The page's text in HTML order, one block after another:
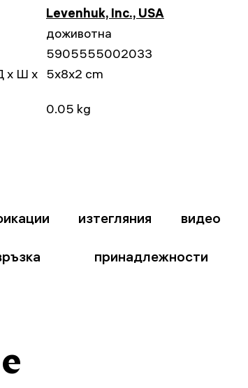
Levenhuk, Inc., USA
доживотна
5905555002033
x Ш x
5x8x2 cm
0.05 kg
изтегляния видео
принадлежности